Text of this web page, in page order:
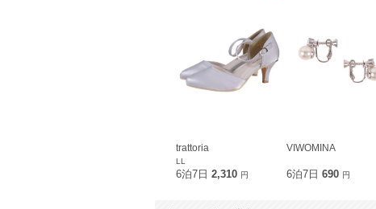
trattoria
LL
6泊7日 2,310 円
VIWOMINA
6泊7日690 円